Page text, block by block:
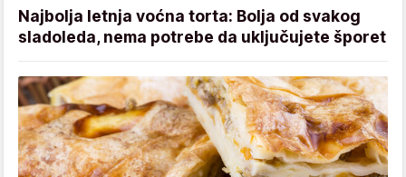
Najbolja letnja voćna torta: Bolja od svakog
sladoleda, nema potrebe da uključujete šporet